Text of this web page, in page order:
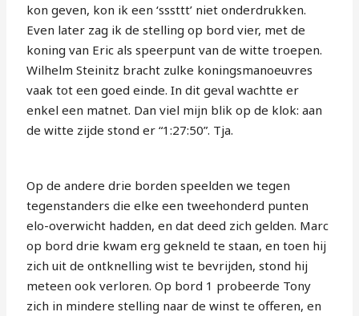
kon geven, kon ik een ‘sssttt’ niet onderdrukken.
Even later zag ik de stelling op bord vier, met de
koning van Eric als speerpunt van de witte troepen.
Wilhelm Steinitz bracht zulke koningsmanoeuvres
vaak tot een goed einde. In dit geval wachtte er
enkel een matnet. Dan viel mijn blik op de klok: aan
de witte zijde stond er “1:27:50”. Tja.
Op de andere drie borden speelden we tegen
tegenstanders die elke een tweehonderd punten
elo-overwicht hadden, en dat deed zich gelden. Marc
op bord drie kwam erg gekneld te staan, en toen hij
zich uit de ontknelling wist te bevrijden, stond hij
meteen ook verloren. Op bord 1 probeerde Tony
zich in mindere stelling naar de winst te offeren, en